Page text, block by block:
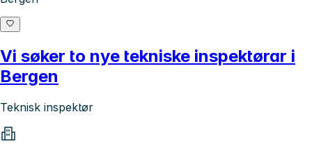
Vi søker to nye tekniske inspektørar i
Bergen
Teknisk inspektør